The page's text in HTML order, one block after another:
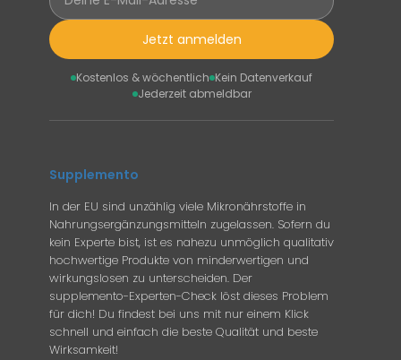
Jetzt anmelden
Kostenlos & wöchentlich Kein Datenverkauf
Jederzeit abmeldbar
Supplemento
In der EU sind unzählig viele Mikronährstoffe in
Nahrungsergänzungsmitteln zugelassen. Sofern du
kein Experte bist, ist es nahezu unmöglich qualitativ
hochwertige Produkte von minderwertigen und
wirkungslosen zu unterscheiden. Der
supplemento-Experten-Check löst dieses Problem
für dich! Du findest bei uns mit nur einem Klick
schnell und einfach die beste Qualität und beste
Wirksamkeit!